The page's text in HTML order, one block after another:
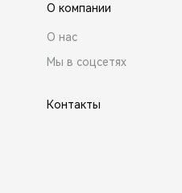
О компании
О нас
Мы в соцсетях
Контакты